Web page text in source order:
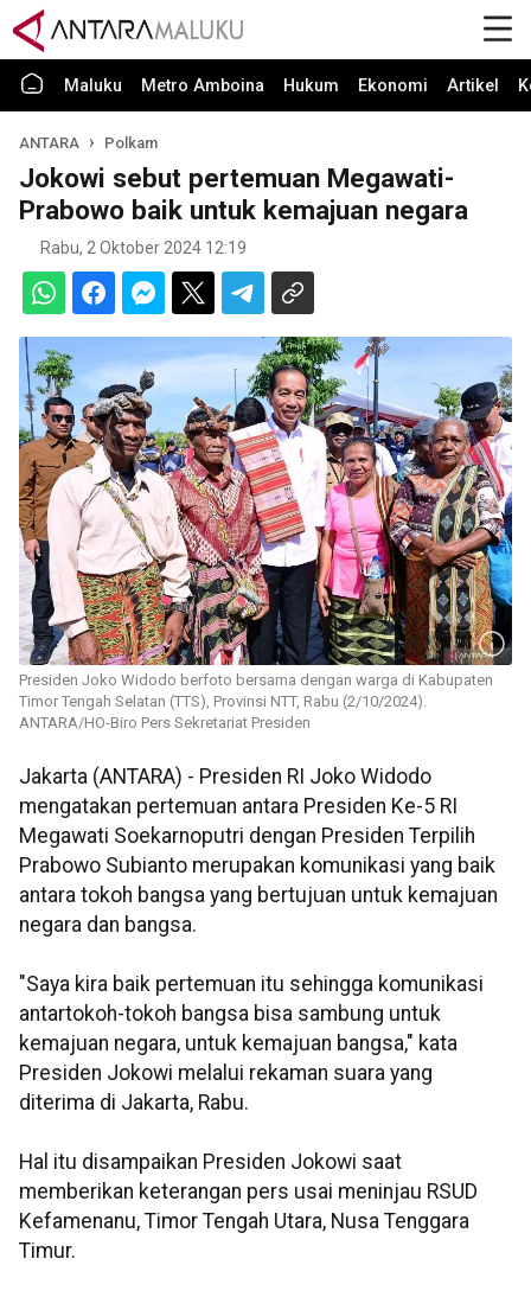
Maluku Metro Amboina Hukum Ekonomi Artikel
ANTARA Polkam
Jokowi sebut pertemuan Megawati-
Prabowo baik untuk kemajuan negara
Rabu, 2 Oktober 2024 12:19
Presiden Joko Widodo berfoto bersama dengan warga di Kabupaten
Timor Tengah Selatan (TTS), Provinsi NTT, Rabu (2/10/2024).
ANTARA/HO-Biro Pers Sekretariat Presiden
Jakarta (ANTARA) - Presiden RI Joko Widodo
mengatakan pertemuan antara Presiden Ke-5 RI
Megawati Soekarnoputri dengan Presiden Terpilih
Prabowo Subianto merupakan komunikasi yang baik
antara tokoh bangsa yang bertujuan untuk kemajuan
negara dan bangsa.
"Saya kira baik pertemuan itu sehingga komunikasi
antartokoh-tokoh bangsa bisa sambung untuk
kemajuan negara, untuk kemajuan bangsa," kata
Presiden Jokowi melalui rekaman suara yang
diterima di Jakarta, Rabu.
Hal itu disampaikan Presiden Jokowi saat
memberikan keterangan pers usai meninjau RSUD
Kefamenanu, Timor Tengah Utara, Nusa Tenggara
Timur.